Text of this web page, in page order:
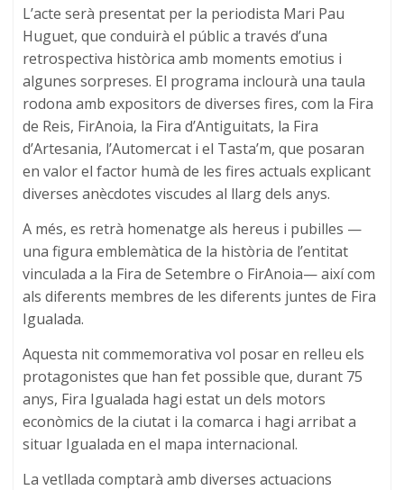
L’acte serà presentat per la periodista Mari Pau
Huguet, que conduirà el públic a través d’una
retrospectiva històrica amb moments emotius i
algunes sorpreses. El programa inclourà una taula
rodona amb expositors de diverses fires, com la Fira
de Reis, FirAnoia, la Fira d’Antiguitats, la Fira
d’Artesania, l’Automercat i el Tasta’m, que posaran
en valor el factor humà de les fires actuals explicant
diverses anècdotes viscudes al llarg dels anys.
A més, es retrà homenatge als hereus i pubilles —
una figura emblemàtica de la història de l’entitat
vinculada a la Fira de Setembre o FirAnoia— així com
als diferents membres de les diferents juntes de Fira
Igualada.
Aquesta nit commemorativa vol posar en relleu els
protagonistes que han fet possible que, durant 75
anys, Fira Igualada hagi estat un dels motors
econòmics de la ciutat i la comarca i hagi arribat a
situar Igualada en el mapa internacional.
La vetllada comptarà amb diverses actuacions